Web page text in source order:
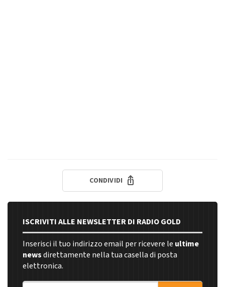
CONDIVIDI
ISCRIVITI ALLE NEWSLETTER DI RADIO GOLD
Inserisci il tuo indirizzo email per ricevere le ultime
newsdirettamente nella tua casella di posta
elettronica.